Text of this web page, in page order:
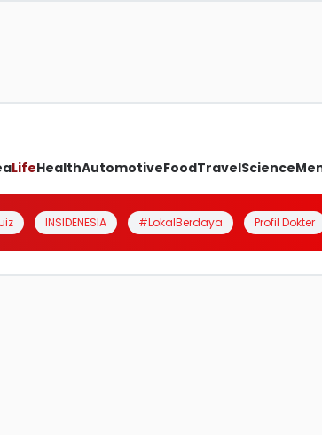
LifeHealthAutomotiveFoodTravelScience
INSIDENESIA #LokalBerdaya Profil Dokter